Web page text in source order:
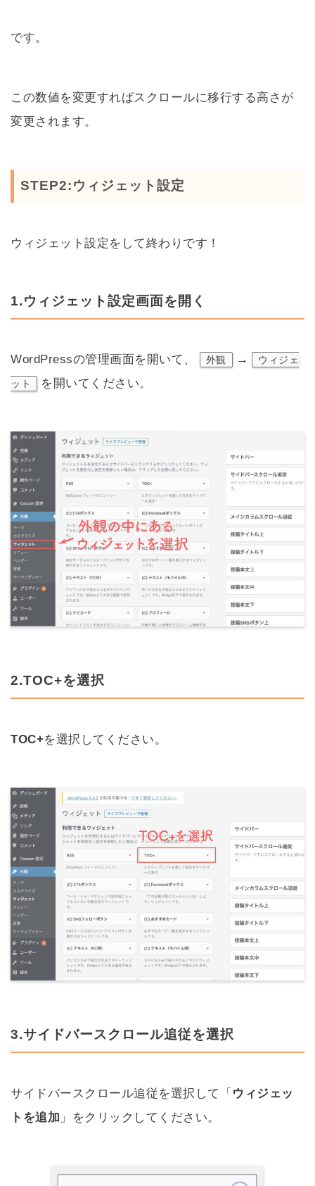
です。
この数値を変更すればスクロールに移行する高さが
変更されます。
STEP2:ウィジェット設定
ウィジェット設定をして終わりです！
1.ウィジェット設定画面を開く
WordPressの管理画面を開いて、 外観 → ウィジェ
ット を開いてください。
2.TOC+を選択
TOC+を選択してください。
3.サイドバースクロール追従を選択
サイドバースクロール追従を選択して「 ウィジェッ
トを追加 」をクリックしてください。